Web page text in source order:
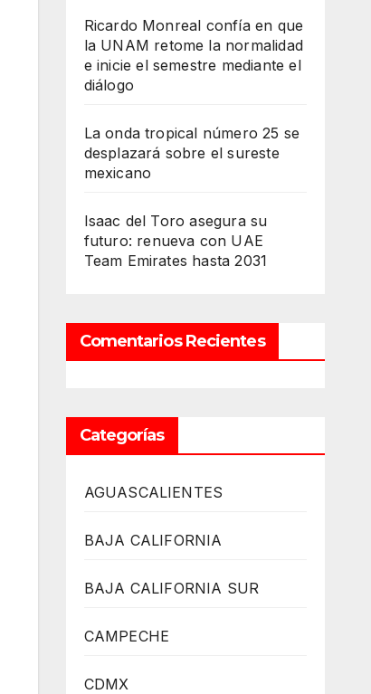
Ricardo Monreal confía en que
la UNAM retome la normalidad
e inicie el semestre mediante el
diálogo
La onda tropical número 25 se
desplazará sobre el sureste
mexicano
Isaac del Toro asegura su
futuro: renueva con UAE
Team Emirates hasta 2031
Comentarios Recientes
Categorías
AGUASCALIENTES
BAJA CALIFORNIA
BAJA CALIFORNIA SUR
CAMPECHE
CDMX